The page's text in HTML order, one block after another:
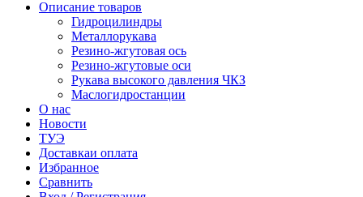
Описание товаров
Гидроцилиндры
Металлорукава
Резино-жгутовая ось
Резино-жгутовые оси
Рукава высокого давления ЧКЗ
Маслогидростанции
О нас
Новости
ТУЭ
Доставкаи оплата
Избранное
Сравнить